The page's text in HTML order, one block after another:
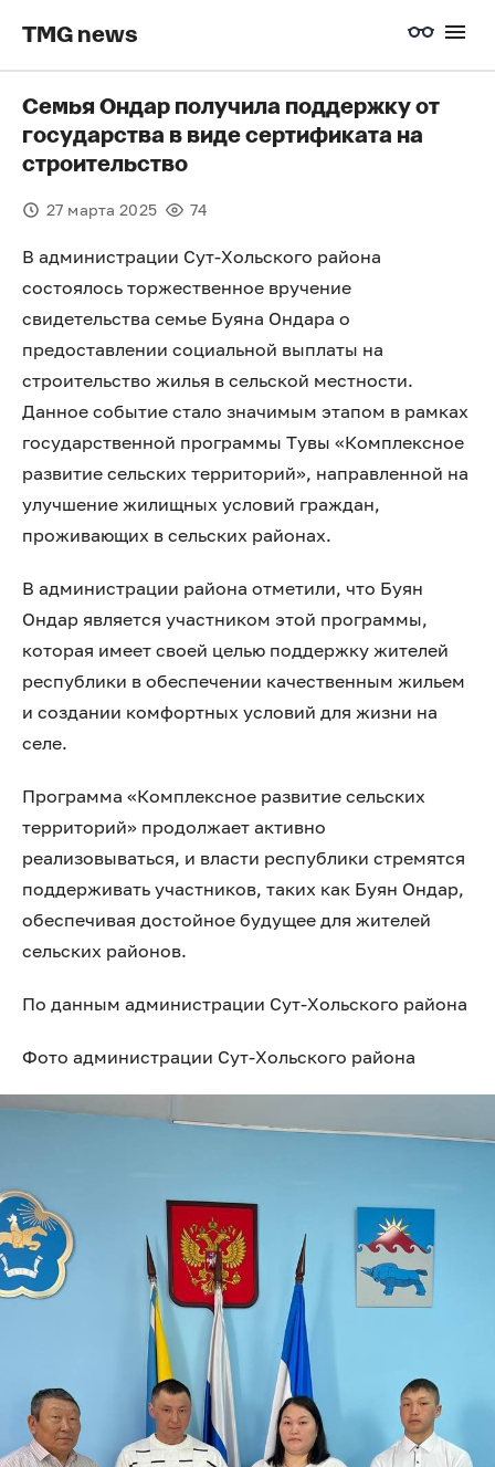
TMG news
Семья Ондар получила поддержку от
государства в виде сертификата на
строительство
27 марта 2025 74
В администрации Сут-Хольского района
состоялось торжественное вручение
свидетельства семье Буяна Ондара о
предоставлении социальной выплаты на
строительство жилья в сельской местности.
Данное событие стало значимым этапом в рамках
государственной программы Тувы «Комплексное
развитие сельских территорий», направленной на
улучшение жилищных условий граждан,
проживающих в сельских районах.
В администрации района отметили, что Буян
Ондар является участником этой программы,
которая имеет своей целью поддержку жителей
республики в обеспечении качественным жильем
и создании комфортных условий для жизни на
селе.
Программа «Комплексное развитие сельских
территорий» продолжает активно
реализовываться, и власти республики стремятся
поддерживать участников, таких как Буян Ондар,
обеспечивая достойное будущее для жителей
сельских районов.
По данным администрации Сут-Хольского района
Фото администрации Сут-Хольского района